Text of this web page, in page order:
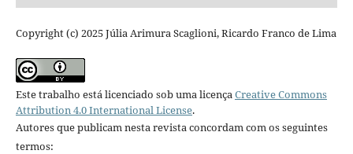
Copyright (c) 2025 Júlia Arimura Scaglioni, Ricardo Franco de Lima
Este trabalho está licenciado sob uma licençaCreative Commons
Attribution 4.0 International License.
Autores que publicam nesta revista concordam com os seguintes
termos: